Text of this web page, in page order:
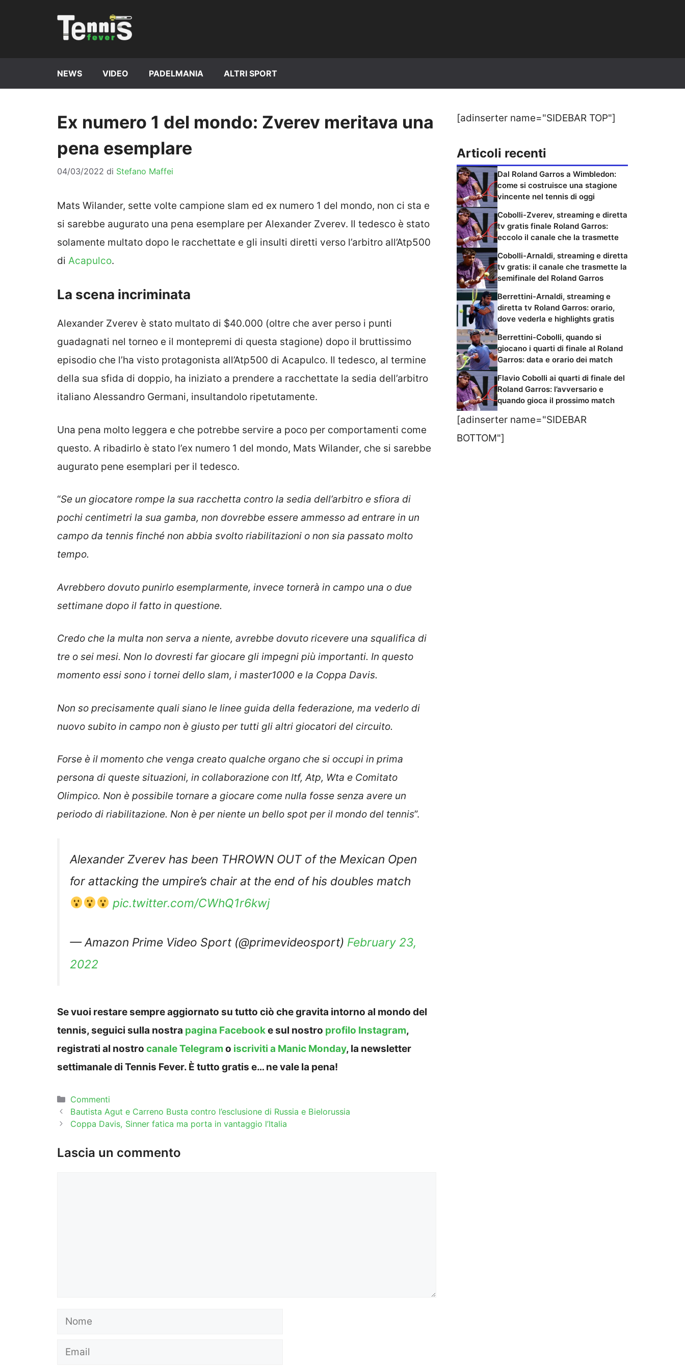
NEWS VIDEO PADELMANIA ALTRI SPORT
Ex numero 1 del mondo: Zverev meritava una
pena esemplare
04/03/2022 di Stefano Maffei
Mats Wilander, sette volte campione slam ed ex numero 1 del mondo, non ci sta e
si sarebbe augurato una pena esemplare per Alexander Zverev. Il tedesco è stato
solamente multato dopo le racchettate e gli insulti diretti verso l’arbitro all’Atp500
di Acapulco.
La scena incriminata
Alexander Zverev è stato multato di $40.000 (oltre che aver perso i punti
guadagnati nel torneo e il montepremi di questa stagione) dopo il bruttissimo
episodio che l’ha visto protagonista all’Atp500 di Acapulco. Il tedesco, al termine
della sua sfida di doppio, ha iniziato a prendere a racchettate la sedia dell’arbitro
italiano Alessandro Germani, insultandolo ripetutamente.
Una pena molto leggera e che potrebbe servire a poco per comportamenti come
questo. A ribadirlo è stato l’ex numero 1 del mondo, Mats Wilander, che si sarebbe
augurato pene esemplari per il tedesco.
“Se un giocatore rompe la sua racchetta contro la sedia dell’arbitro e sfiora di
pochi centimetri la sua gamba, non dovrebbe essere ammesso ad entrare in un
campo da tennis finché non abbia svolto riabilitazioni o non sia passato molto
tempo.
Avrebbero dovuto punirlo esemplarmente, invece tornerà in campo una o due
settimane dopo il fatto in questione.
Credo che la multa non serva a niente, avrebbe dovuto ricevere una squalifica di
tre o sei mesi. Non lo dovresti far giocare gli impegni più importanti. In questo
momento essi sono i tornei dello slam, i master1000 e la Coppa Davis.
Non so precisamente quali siano le linee guida della federazione, ma vederlo di
nuovo subito in campo non è giusto per tutti gli altri giocatori del circuito.
Forse è il momento che venga creato qualche organo che si occupi in prima
persona di queste situazioni, in collaborazione con Itf, Atp, Wta e Comitato
Olimpico. Non è possibile tornare a giocare come nulla fosse senza avere un
periodo di riabilitazione. Non è per niente un bello spot per il mondo del tennis”.
Alexander Zverev has been THROWN OUT of the Mexican Open
for attacking the umpire’s chair at the end of his doubles match
pic.twitter.com/CWhQ1r6kwj
— Amazon Prime Video Sport (@primevideosport) February 23,
2022
Se vuoi restare sempre aggiornato su tutto ciò che gravita intorno al mondo del
tennis, seguici sulla nostra pagina Facebooke sul nostro profilo Instagram,
registrati al nostro canale Telegramo iscriviti a Manic Monday, la newsletter
settimanale di Tennis Fever. È tutto gratis e… ne vale la pena!
Categorie
Commenti
Bautista Agut e Carreno Busta contro l’esclusione di Russia e Bielorussia
Coppa Davis, Sinner fatica ma porta in vantaggio l’Italia
Lascia un commento
Nome
Email
[adinserter name="SIDEBAR TOP"]
Articoli recenti
Dal Roland Garros a Wimbledon:
come si costruisce una stagione
vincente nel tennis di oggi
Cobolli-Zverev, streaming e diretta
tv gratis finale Roland Garros:
eccolo il canale che la trasmette
Cobolli-Arnaldi, streaming e diretta
tv gratis: il canale che trasmette la
semifinale del Roland Garros
Berrettini-Arnaldi, streaming e
diretta tv Roland Garros: orario,
dove vederla e highlights gratis
Berrettini-Cobolli, quando si
giocano i quarti di finale al Roland
Garros: data e orario dei match
Flavio Cobolli ai quarti di finale del
Roland Garros: l’avversario e
quando gioca il prossimo match
[adinserter name="SIDEBAR
BOTTOM"]